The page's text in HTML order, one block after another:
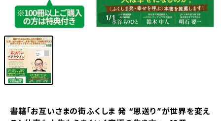
1/1
書籍「お互いさまの街ふくしま 発 “恩送り”が世界を変え